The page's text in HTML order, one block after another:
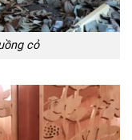
cỏ